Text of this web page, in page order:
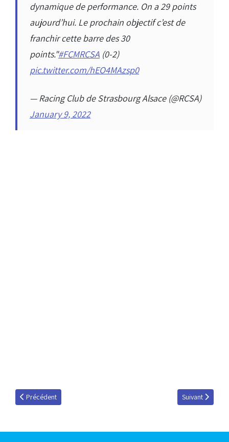
dynamique de performance. On a 29 points
aujourd’hui. Le prochain objectif c’est de
franchir cette barre des 30
points."#FCMRCSA (0-2)
pic.twitter.com/hEO4MAzsp0
— Racing Club de Strasbourg Alsace (@RCSA)
January 9, 2022
Article précédent : L'humilité au service d'un club
Précédent Article suivant :
Suivant